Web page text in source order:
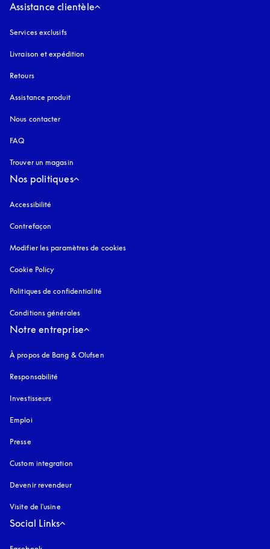
Assistance clientèle
Services exclusifs
Livraison et expédition
Retours
Assistance produit
Nous contacter
FAQ
Trouver un magasin
Nos politiques
Accessibilité
Contrefaçon
Modifier les paramètres de cookies
Cookie Policy
Politiques de confidentialité
Conditions générales
Notre entreprise
À propos de Bang & Olufsen
Responsabilité
Investisseurs
Emploi
Presse
Custom integration
Devenir revendeur
Visite de l'usine
Social Links